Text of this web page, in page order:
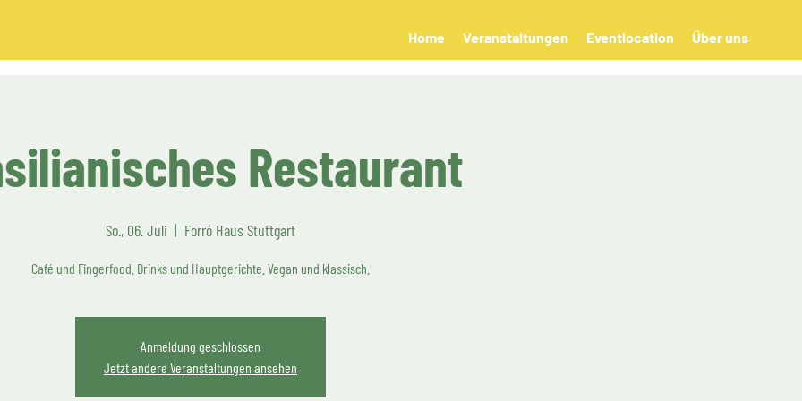
Home Veranstaltungen Eventlocation Über uns
Restaurant
So., 06. Juli
  |
Forró Haus Stuttgart
Café und Fingerfood. Drinks und Hauptgerichte. Vegan und klassisch.
Anmeldung geschlossen
Jetzt andere Veranstaltungen ansehen